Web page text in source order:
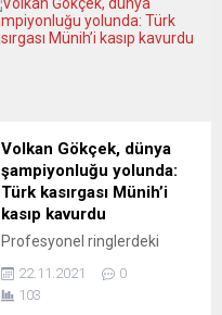
lakaplı Türk sporcu Şükrü
Altay, yaşadığı Almanya’nın
yeni yetenekler
kazandırmayı amaçladığını
belirtti. Gençleri sokaklardan
kurtarıp boksa kazandırmak
istediğini anlatan Altay,
“Bana...
Volkan Gökçek, dünya
şampiyonluğu yolunda:
Türk kasırgası Münih’i
kasıp kavurdu
Profesyonel ringlerdeki
hafif sıklet boksör Volkan
Gökçek, Münih’te bu kez
22.11.2021
0
103